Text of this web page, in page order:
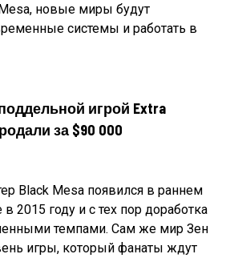
новые миры будут
системы и работать в
игрой Extra
за $90 000
Black Mesa появился в раннем
2015 году и с тех пор доработка
темпами. Сам же мир Зен
игры, который фанаты ждут